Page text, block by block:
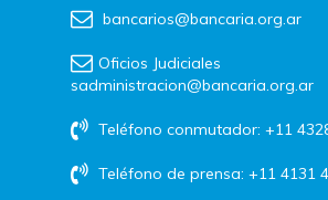
bancarios@bancaria.org.ar
Oficios Judiciales
sadministracion@bancaria.org.ar
Teléfono conmutador: +11
Teléfono de prensa: +11 4131